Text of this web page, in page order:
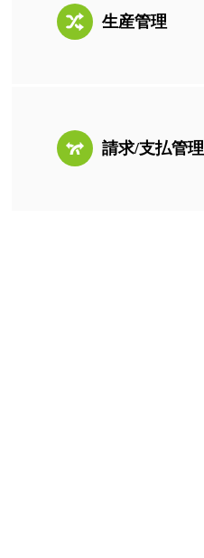
生産管理
請求/支払管理